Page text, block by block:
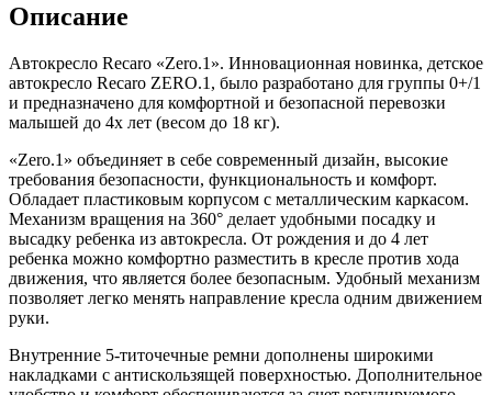
Описание
Автокресло Recaro «Zero.1». Инновационная новинка, детское
автокресло Recaro ZERO.1, было разработано для группы 0+/1
и предназначено для комфортной и безопасной перевозки
малышей до 4х лет (весом до 18 кг).
«Zero.1» объединяет в себе современный дизайн, высокие
требования безопасности, функциональность и комфорт.
Обладает пластиковым корпусом с металлическим каркасом.
Механизм вращения на 360° делает удобными посадку и
высадку ребенка из автокресла. От рождения и до 4 лет
ребенка можно комфортно разместить в кресле против хода
движения, что является более безопасным. Удобный механизм
позволяет легко менять направление кресла одним движением
руки.
Внутренние 5-титочечные ремни дополнены широкими
накладками с антискользящей поверхностью. Дополнительное